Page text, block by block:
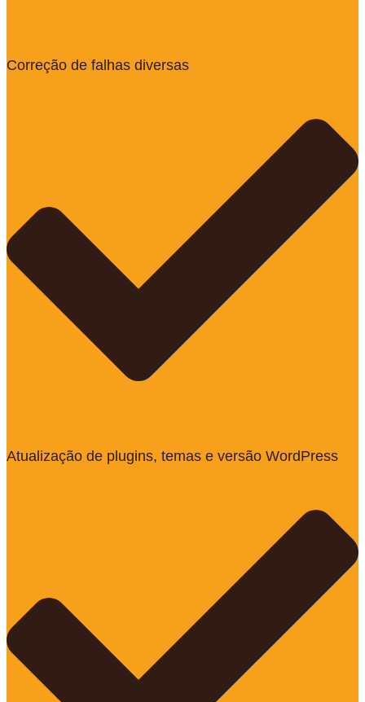
Correção de falhas diversas
Atualização de plugins, temas e versão WordPress